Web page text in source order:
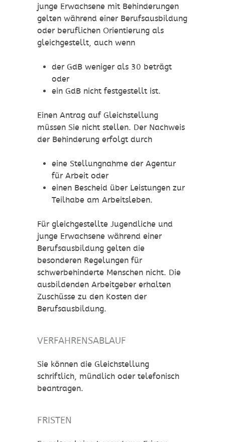
junge Erwachsene mit Behinderungen
gelten während einer Berufsausbildung
oder beruflichen Orientierung als
gleichgestellt, auch wenn
der GdB weniger als 30 beträgt
oder
ein GdB nicht festgestellt ist.
Einen Antrag auf Gleichstellung
müssen Sie nicht stellen. Der Nachweis
der Behinderung erfolgt durch
eine Stellungnahme der Agentur
für Arbeit oder
einen Bescheid über Leistungen zur
Teilhabe am Arbeitsleben.
Für gleichgestellte Jugendliche und
junge Erwachsene während einer
Berufsausbildung gelten die
besonderen Regelungen für
schwerbehinderte Menschen nicht. Die
ausbildenden Arbeitgeber erhalten
Zuschüsse zu den Kosten der
Berufsausbildung.
VERFAHRENSABLAUF
Sie können die Gleichstellung
schriftlich, mündlich oder telefonisch
beantragen.
FRISTEN